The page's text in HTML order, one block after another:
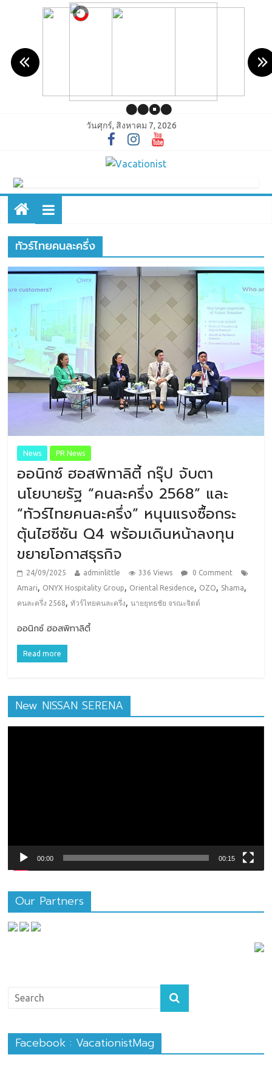
วันศุกร์, สิงหาคม 7, 2026
ทัวร์ไทยคนละครึ่ง
News PR News
ออนิกซ์ ฮอสพิทาลิตี้ กรุ๊ป จับตา
นโยบายรัฐ “คนละครึ่ง 2568” และ
“ทัวร์ไทยคนละครึ่ง” หนุนแรงซื้อกระ
ตุ้นไฮซีซัน Q4 พร้อมเดินหน้าลงทุน
ขยายโอกาสธุรกิจ
24/09/2025 adminlittle 336 Views
0 Comment
Amari, ONYX Hospitality Group, Oriental Residence, OZO, Shama,
คนละครึ่ง 2568,ทัวร์ไทยคนละครึ่ง,นายยุทธชัย จรณะจิตต์
ออนิกซ์ ฮอสพิทาลิตี้
Read more
New NISSAN SERENA
00:00 00:15
Our Partners
Facebook : VacationistMag